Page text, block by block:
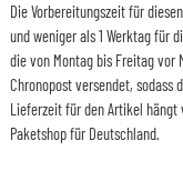
Die Vorbereitungszeit für
und weniger als 1 Werktag für
die von Montag bis Freitag
Chronopost versendet, sodass
Lieferzeit für den Artikel hängt
Paketshop für Deutschland.